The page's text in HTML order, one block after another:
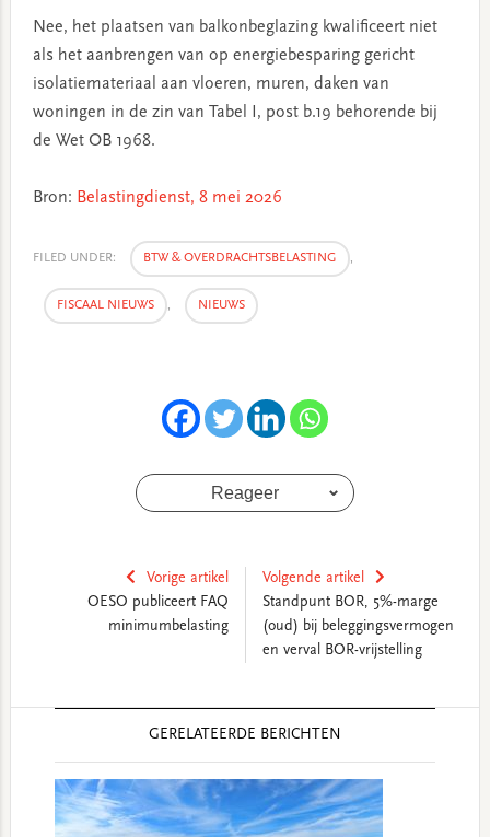
Nee, het plaatsen van balkonbeglazing kwalificeert niet
als het aanbrengen van op energiebesparing gericht
isolatiemateriaal aan vloeren, muren, daken van
woningen in de zin van Tabel I, post b.19 behorende bij
de Wet OB 1968.
Bron: Belastingdienst, 8 mei 2026
FILED UNDER: BTW & OVERDRACHTSBELASTING ,
FISCAAL NIEUWS , NIEUWS
Reageer
Vorige artikel
OESO publiceert FAQ
minimumbelasting
Volgende artikel
Standpunt BOR, 5%-marge
(oud) bij beleggingsvermogen
en verval BOR-vrijstelling
GERELATEERDE BERICHTEN